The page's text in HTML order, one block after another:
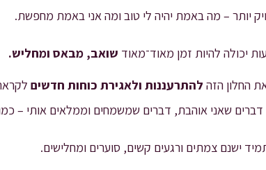
יותר – מה באמת יהיה לי טוב ומה אני באמת מחפשת.
יכולה להיות זמן מאוד־מאוד שואב, מבאס ומחליש.
החלון הזה להתרעננות ולאגירת כוחות חדשים
שאני אוהבת, דברים שמשמחים וממלאים אותי –
ישנם צמתים ורגעים קשים, סוערים ומחלישים.